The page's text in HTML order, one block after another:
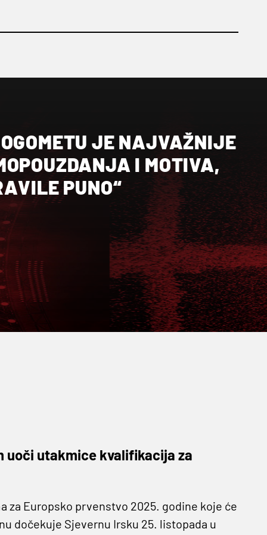
JE NAJVAŽNIJE
I MOTIVA,
PUNO“
uoči utakmice kvalifikacija za
za Europsko prvenstvo 2025. godine koje će
dočekuje Sjevernu Irsku 25. listopada u